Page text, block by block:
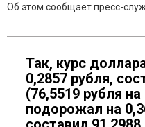
Об этом сообщает пресс-
Так, курс
0,2857 рубля,
(76,5519 рубля
подорожал на